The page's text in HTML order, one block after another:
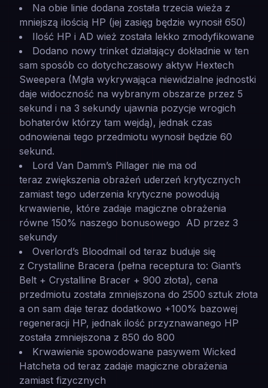
Na obie linie dodana została trzecia wieża z
mniejszą ilością HP (jej zasięg będzie wynosił 650)
Ilość HP i AD wież została lekko zmodyfikowane
Dodano nowy trinket działający dokładnie w ten
sam sposób co dotychczasowy aktyw Hextech
Sweepera (Mgła wykrywająca niewidzialne jednostki
daje widoczność na wybranym obszarze przez 5
sekund i na 3 sekundy ujawnia pozycje wrogich
bohaterów którzy tam wejdą), jednak czas
odnowienai tego przedmiotu wynosił będzie 60
sekund.
Lord Van Damm’s Pillager nie ma od
teraz zwiększenia obrażeń uderzeń krytycznych
zamiast tego uderzenia krytyczne powodują
krwawienie, które zadaje magiczne obrażenia
równe 150% naszego bonusowego AD przez 3
sekundy
Overlord’s Bloodmail od teraz buduje się
z Crystalline Bracera (pełna receptura to: Giant’s
Belt + Crystalline Bracer + 900 złota), cena
przedmiotu została zmniejszona do 2500 sztuk złota
a on sam daje teraz dodatkowo +100% bazowej
regeneracji HP, jednak ilość przyznawanego HP
została zmniejszona z 850 do 800
Krwawienie spowodowane pasywem Wicked
Hatcheta od teraz zadaje magiczne obrażenia
zamiast fizycznych